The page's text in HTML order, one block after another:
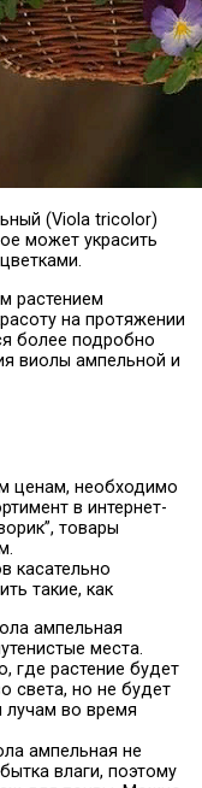
(Viola tricolor)
может украсить
растением
на протяжении
более подробно
виолы ампельной и
ценам, необходимо
в интернет-
товары
касательно
такие, как
ампельная
места.
где растение будет
света, но не будет
во время
ампельная не
влаги, поэтому